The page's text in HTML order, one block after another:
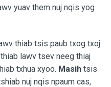
yuav them nuj nqis yog
thiab tsis paub txog txoj
lawv tsev neeg thiaj
txhua xyoo. Masih tsis
nuj nqis npaum cas,